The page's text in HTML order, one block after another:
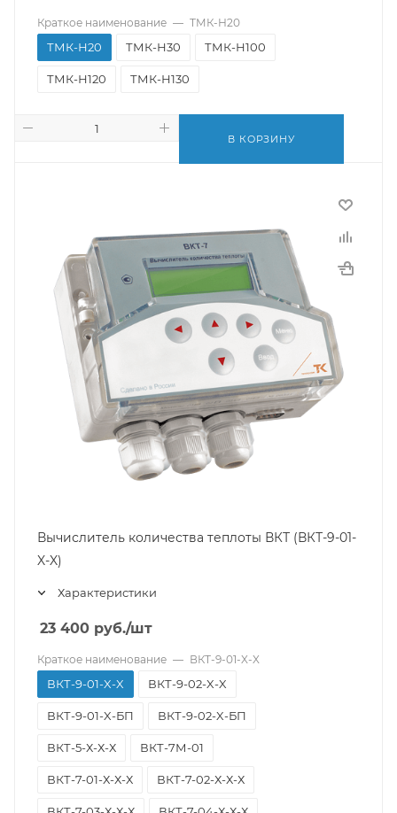
Краткое наименование — ТМК-Н20
ТМК-Н20 ТМК-Н30 ТМК-Н100
ТМК-Н120 ТМК-Н130
В КОРЗИНУ
Вычислитель количества теплоты ВКТ (ВКТ-9-01-
X-X)
Характеристики
23 400 руб./шт
Краткое наименование — ВКТ-9-01-X-X
ВКТ-9-01-X-X ВКТ-9-02-X-X
ВКТ-9-01-X-БП ВКТ-9-02-X-БП
ВКТ-5-Х-Х-Х ВКТ-7М-01
ВКТ-7-01-Х-Х-Х ВКТ-7-02-Х-Х-Х